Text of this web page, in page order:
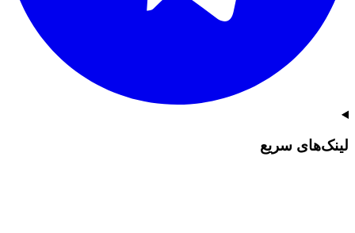
لینک‌های سریع